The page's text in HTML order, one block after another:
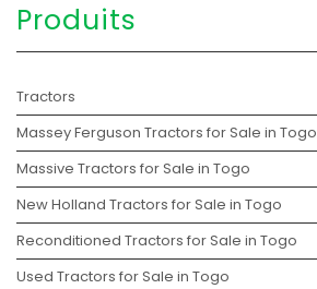
Produits
Tractors
Massey Ferguson Tractors for Sale in Togo
Massive Tractors for Sale in Togo
New Holland Tractors for Sale in Togo
Reconditioned Tractors for Sale in Togo
Used Tractors for Sale in Togo